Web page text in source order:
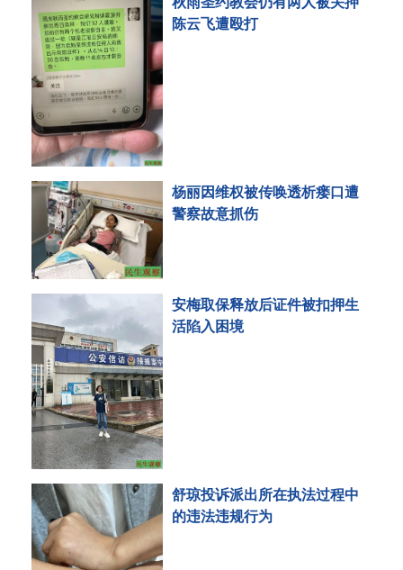
陈云飞遭殴打
杨丽因维权被传唤透析瘘口遭
警察故意抓伤
安梅取保释放后证件被扣押生
活陷入困境
舒琼投诉派出所在执法过程中
的违法违规行为